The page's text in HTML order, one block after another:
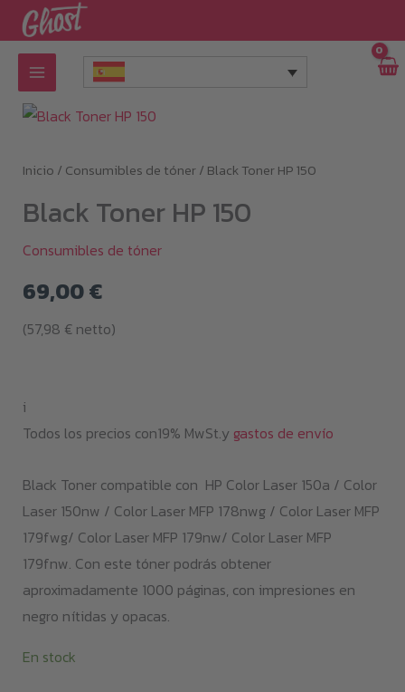
al
contenido
Inicio / Consumibles de tóner/ Black Toner HP 150
Black Toner HP 150
Consumibles de tóner
69,00€
(57,98 €netto)
i
Todos los precios con19% MwSt.y gastos de envío
Black Toner compatible con HP Color Laser 150a / Color
Laser 150nw / Color Laser MFP 178nwg / Color Laser MFP
179fwg/ Color Laser MFP 179nw/ Color Laser MFP
179fnw. Con este tóner podrás obtener
aproximadamente 1000 páginas, con impresiones en
negro nítidas y opacas.
En stock